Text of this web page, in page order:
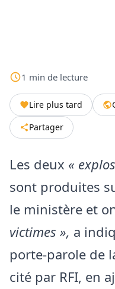
1 min de lecture
Lire plus tard
Partager
Les deux «
sont produites
le ministère et
victimes », a
porte-parole de
cité par RFI, en